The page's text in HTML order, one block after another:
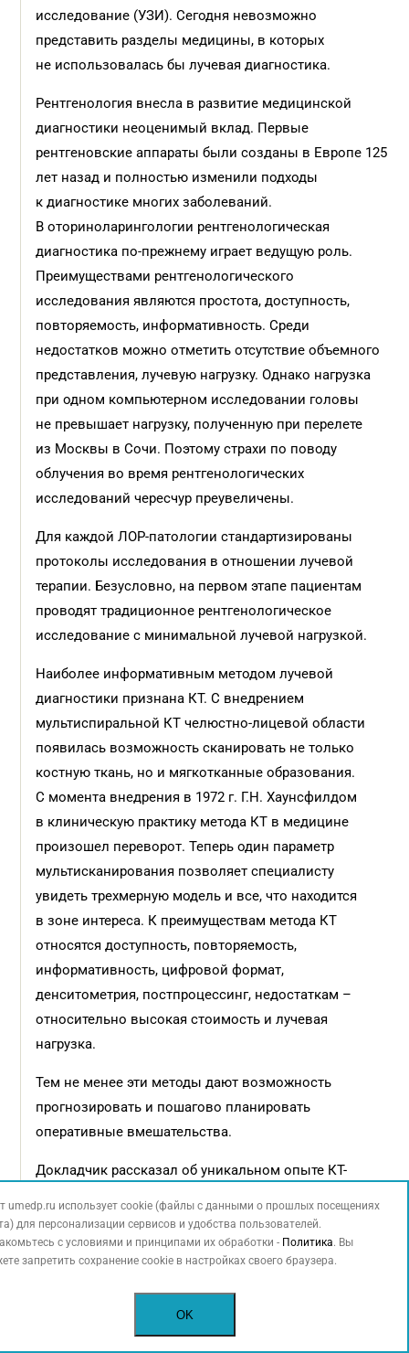
исследование (УЗИ). Сегодня невозможно
представить разделы медицины, в которых
не использовалась бы лучевая диагностика.
Рентгенология внесла в развитие медицинской
диагностики неоценимый вклад. Первые
рентгеновские аппараты были созданы в Европе 125
лет назад и полностью изменили подходы
к диагностике многих заболеваний.
В оториноларингологии рентгенологическая
диагностика по-прежнему играет ведущую роль.
Преимуществами рентгенологического
исследования являются простота, доступность,
повторяемость, информативность. Среди
недостатков можно отметить отсутствие объемного
представления, лучевую нагрузку. Однако нагрузка
при одном компьютерном исследовании головы
не превышает нагрузку, полученную при перелете
из Москвы в Сочи. Поэтому страхи по поводу
облучения во время рентгенологических
исследований чересчур преувеличены.
Для каждой ЛОР-патологии стандартизированы
протоколы исследования в отношении лучевой
терапии. Безусловно, на первом этапе пациентам
проводят традиционное рентгенологическое
исследование с минимальной лучевой нагрузкой.
Наиболее информативным методом лучевой
диагностики признана КТ. С внедрением
мультиспиральной КТ челюстно-лицевой области
появилась возможность сканировать не только
костную ткань, но и мягкотканные образования.
С момента внедрения в 1972 г. Г.Н. Хаунсфилдом
в клиническую практику метода КТ в медицине
произошел переворот. Теперь один параметр
мультисканирования позволяет специалисту
увидеть трехмерную модель и все, что находится
в зоне интереса. К преимуществам метода КТ
относятся доступность, повторяемость,
информативность, цифровой формат,
денситометрия, постпроцессинг, недостаткам –
относительно высокая стоимость и лучевая
нагрузка.
Тем не менее эти методы дают возможность
прогнозировать и пошагово планировать
оперативные вмешательства.
Докладчик рассказал об уникальном опыте КТ-
жившего около 2500 лет назад, из коллекции
Эрмитажа. В исследовании принимали участие
судебные медики, стоматологи, оториноларингологи,
офтальмологи, ортопеды. Установлены особенности
бальзамирования мумии, состояние и строение
umedp.ru использует cookie (файлы с данными о прошлых посещениях
для персонализации сервисов и удобства пользователей.
с условиями и принципами их обработки - Политика. Вы
запретить сохранение cookie в настройках своего браузера.
OK